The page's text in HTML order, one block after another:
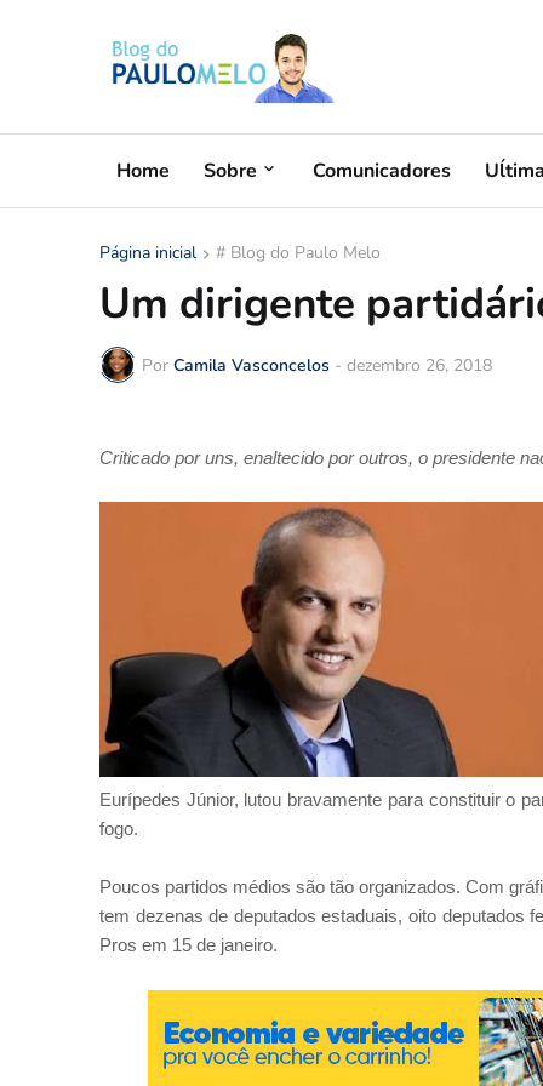
Home Sobre Comunicadores
Página inicial # Blog do Paulo Melo
Um dirigente
Por Camila Vasconcelos - dezembro 26, 2018
Criticado por uns, enaltecido por outros, o presidente
Eurípedes Júnior, lutou bravamente para constituir o
fogo.
Poucos partidos médios são tão organizados. Com
tem dezenas de deputados estaduais, oito deputados
Pros em 15 de janeiro.